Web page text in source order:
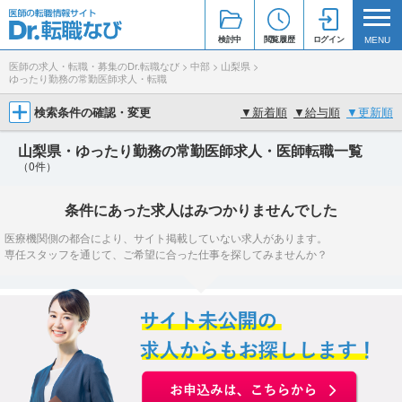
検討中 閲覧履歴 ログイン MENU
医師の求人・転職・募集のDr.転職なび > 中部 > 山梨県 >
ゆったり勤務の常勤医師求人・転職
検索条件の確認・変更 ▼ 新着順 ▼給与順 ▼更新順
山梨県・ゆったり勤務の常勤医師求人・医師転職一覧
（0件）
条件にあった求人はみつかりませんでした
医療機関側の都合により、サイト掲載していない求人があります。
専任スタッフを通じて、ご希望に合った仕事を探してみませんか？